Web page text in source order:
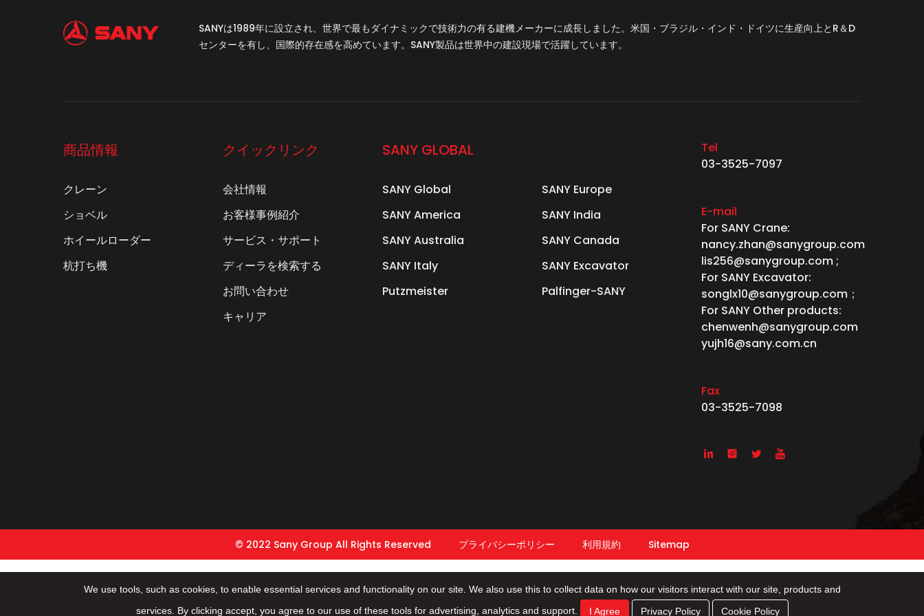
SANYは1989年に設立され、世界で最もダイナミックで技術力の有る建機メーカーに成長しました。米国・ブラジル・インド・ドイツに生産向上とR＆D
センターを有し、国際的存在感を高めています。SANY製品は世界中の建設現場で活躍しています。
商品情報
クレーン
ショベル
ホイールローダー
杭打ち機
クイックリンク
会社情報
お客様事例紹介
サービス・サポート
ディーラを検索する
お問い合わせ
キャリア
SANY GLOBAL
SANY Global
SANY Europe
SANY America
SANY India
SANY Australia
SANY Canada
SANY Italy
SANY Excavator
Putzmeister
Palfinger-SANY
Tel
03-3525-7097
E-mail
For SANY Crane:
nancy.zhan@sanygroup.com
lis256@sanygroup.com ;
For SANY Excavator:
songlx10@sanygroup.com；
For SANY Other products:
chenwenh@sanygroup.com
yujh16@sany.com.cn
Fax
03-3525-7098
   
© 2022 Sany Group All Rights Reserved プライバシーポリシー 利用規約 Sitemap
We use tools, such as cookies, to enable essential services and functionality on our site. We also use this to collect data on how our visitors interact with our site, products and
services. By clicking accept, you agree to our use of these tools for advertising, analytics and support.
I Agree Privacy Policy Cookie Policy